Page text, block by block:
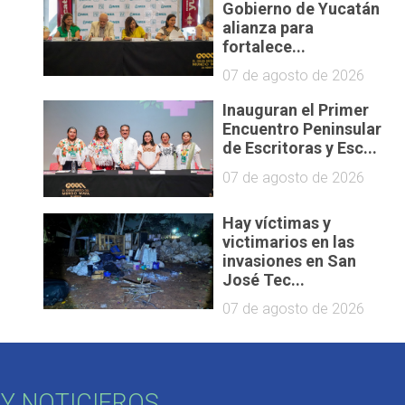
Gobierno de Yucatán
alianza para
fortalece...
07 de agosto de 2026
Inauguran el Primer
Encuentro Peninsular
de Escritoras y Esc...
07 de agosto de 2026
Hay víctimas y
victimarios en las
invasiones en San
José Tec...
07 de agosto de 2026